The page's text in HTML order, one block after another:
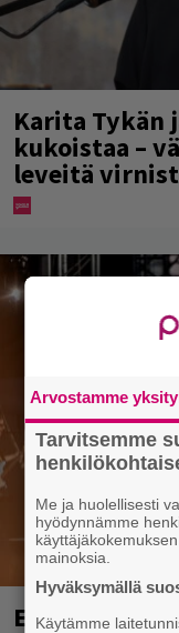
Karita Tykän
kukoistaa –
leveitä
Eppu
Arvostamme
Tarvitsemme
Me ja huolellisesti
hyödynnämme
mainoksia.
Hyväksymällä
Käytämme